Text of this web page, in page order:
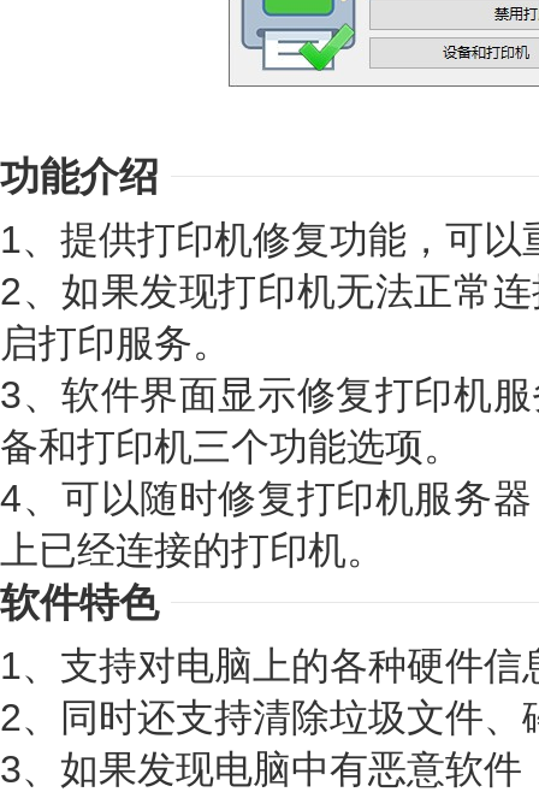
功能介绍
1、提供打印机修复功能，可以
2、如果发现打印机无法正常
启打印服务。
3、软件界面显示修复打印机
备和打印机三个功能选项。
4、可以随时修复打印机服务
上已经连接的打印机。
软件特色
1、支持对电脑上的各种硬件信
2、同时还支持清除垃圾文件、
3、如果发现电脑中有恶意软件